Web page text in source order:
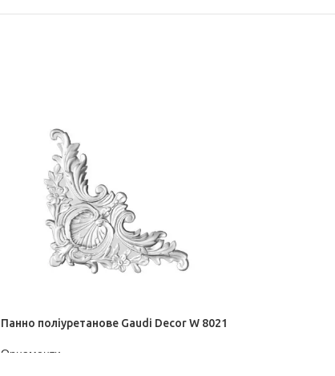
Панно поліуретанове Gaudi Decor W 8021
Орнаменти